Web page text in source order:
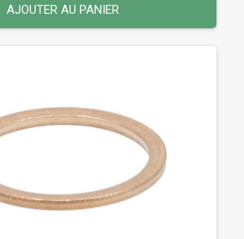
AJOUTER AU PANIER